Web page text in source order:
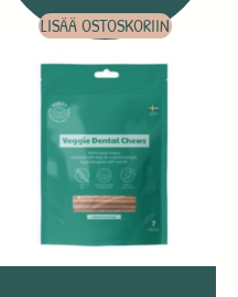
LISÄÄ OSTOSKORIIN